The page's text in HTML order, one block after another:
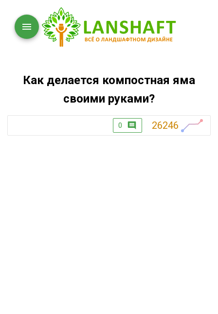
Как делается компостная яма
своими руками?
0 26246